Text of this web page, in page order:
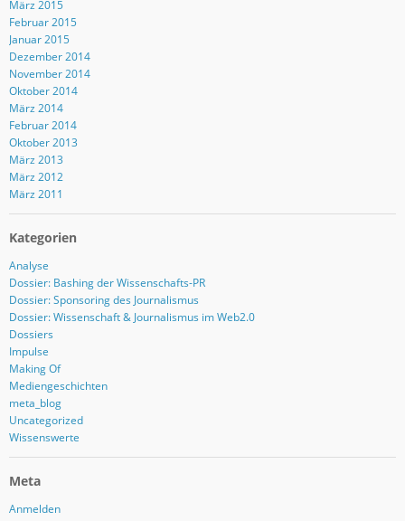
März 2015
Februar 2015
Januar 2015
Dezember 2014
November 2014
Oktober 2014
März 2014
Februar 2014
Oktober 2013
März 2013
März 2012
März 2011
Kategorien
Analyse
Dossier: Bashing der Wissenschafts-PR
Dossier: Sponsoring des Journalismus
Dossier: Wissenschaft & Journalismus im Web2.0
Dossiers
Impulse
Making Of
Mediengeschichten
meta_blog
Uncategorized
Wissenswerte
Meta
Anmelden